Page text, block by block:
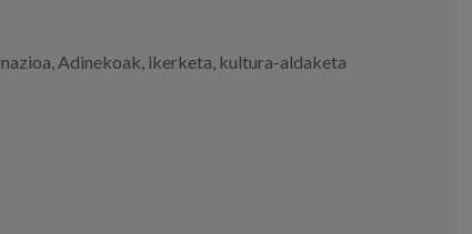
, Adinekoak, ikerketa, kultura-aldaketa